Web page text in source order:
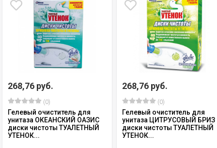
268,76 руб.
(0)
Гелевый очиститель для
унитаза ОКЕАНСКИЙ ОАЗИС
диски чистоты ТУАЛЕТНЫЙ
УТЕНОК...
268,76 руб.
(0)
Гелевый очиститель для
унитаза ЦИТРУСОВЫЙ БРИЗ
диски чистоты ТУАЛЕТНЫЙ
УТЕНОК...